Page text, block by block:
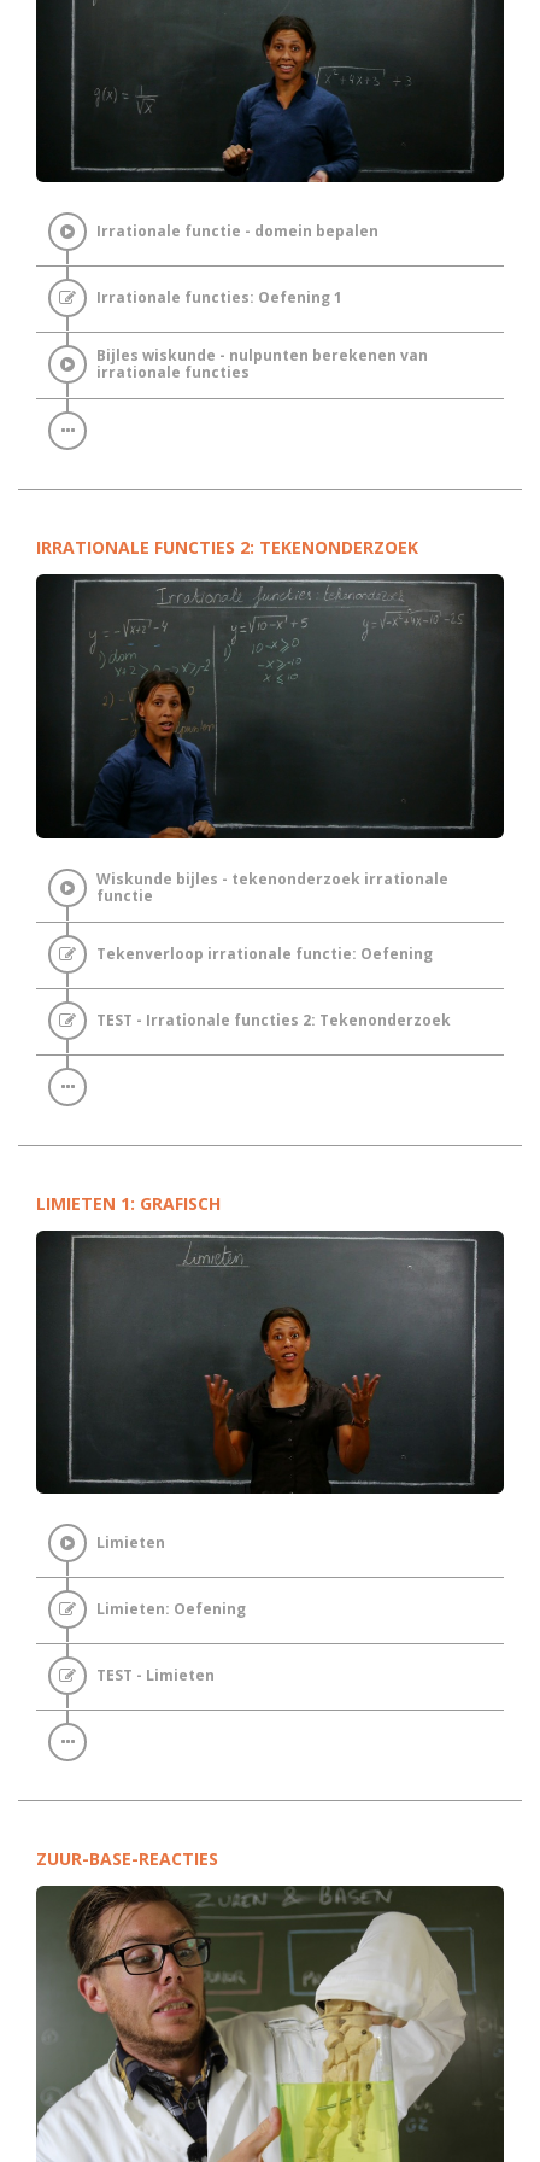
Irrationale functie - domein bepalen
Irrationale functies: Oefening 1
Bijles wiskunde - nulpunten berekenen van
irrationale functies
IRRATIONALE FUNCTIES 2: TEKENONDERZOEK
Wiskunde bijles - tekenonderzoek irrationale
functie
Tekenverloop irrationale functie: Oefening
TEST - Irrationale functies 2: Tekenonderzoek
LIMIETEN 1: GRAFISCH
Limieten
Limieten: Oefening
TEST - Limieten
ZUUR-BASE-REACTIES